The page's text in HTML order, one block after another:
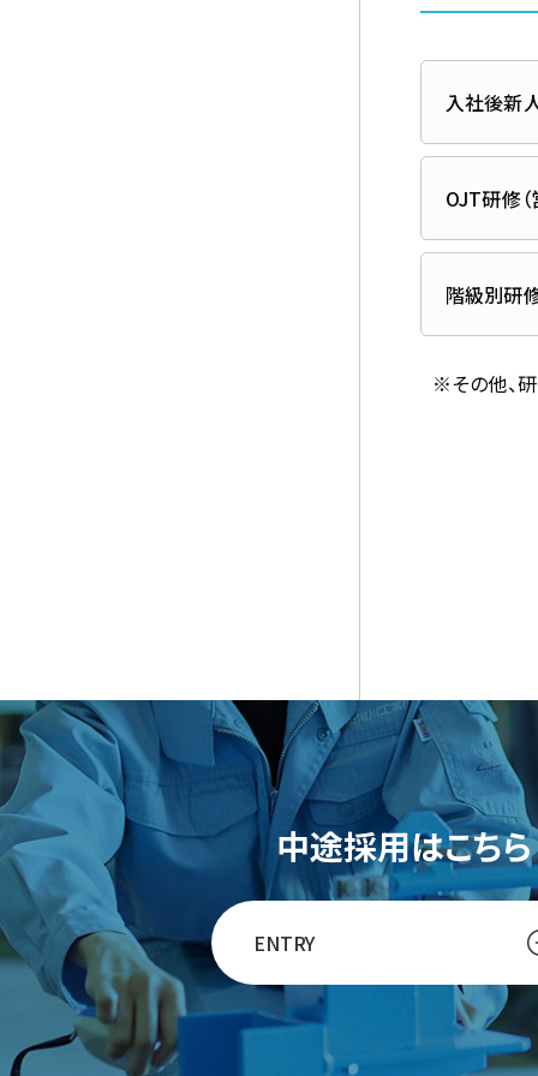
入社後新
OJT研修（
階級別研
※その他、
中途採用はこちら
ENTRY